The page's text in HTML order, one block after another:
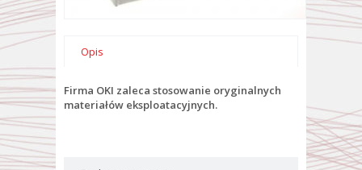
Opis
Firma OKI zaleca stosowanie oryginalnych
materiałów eksploatacyjnych.